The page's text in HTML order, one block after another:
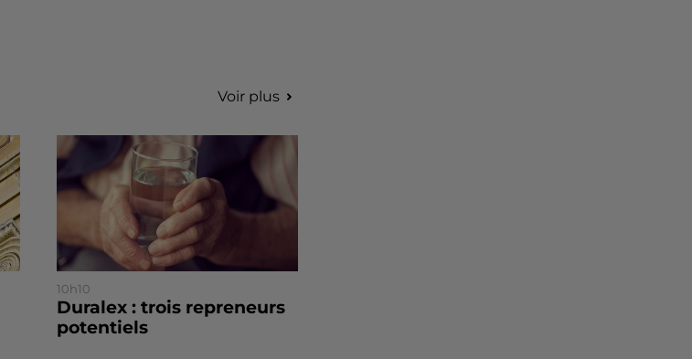
Voir plus
10h10
Duralex : trois repreneurs
potentiels